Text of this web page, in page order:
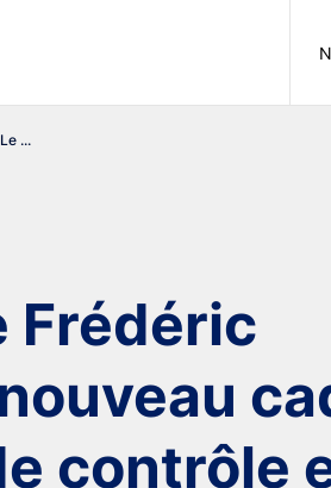
...
Frédéric
contrôle